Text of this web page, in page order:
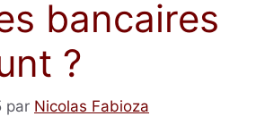
bancaires
?
par Nicolas Fabioza